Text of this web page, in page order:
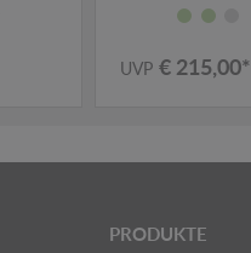
UVP € 215,00*
PRODUKTE